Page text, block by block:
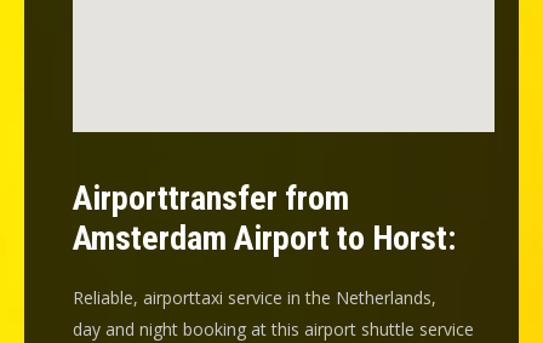
Airporttransfer from
Amsterdam Airport to Horst:
Reliable, airporttaxi service in the Netherlands,
day and night booking at this airport shuttle service